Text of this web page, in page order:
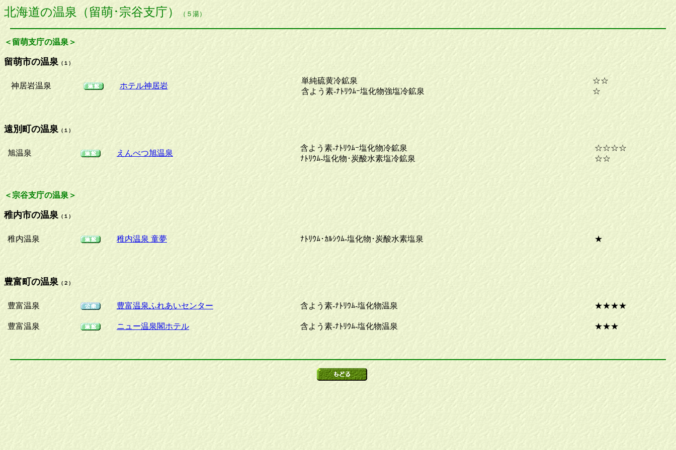
北海道の温泉（留萌･宗谷支庁） （５湯）
＜留萌支庁の温泉＞
留萌市の温泉 （１）
神居岩温泉 ホテル神居岩
単純硫黄冷鉱泉
含よう素-ﾅﾄﾘｳﾑｰ塩化物強塩冷鉱泉
☆☆
☆
遠別町の温泉 （１）
旭温泉 えんべつ旭温泉
含よう素-ﾅﾄﾘｳﾑｰ塩化物冷鉱泉
ﾅﾄﾘｳﾑ-塩化物･炭酸水素塩冷鉱泉
☆☆☆☆
☆☆
＜宗谷支庁の温泉＞
稚内市の温泉 （１）
稚内温泉 稚内温泉 童夢 ﾅﾄﾘｳﾑ･ｶﾙｼｳﾑ-塩化物･炭酸水素塩泉 ★
豊富町の温泉 （２）
豊富温泉 豊富温泉ふれあいセンター 含よう素-ﾅﾄﾘｳﾑ-塩化物温泉 ★★★★
豊富温泉 ニュー温泉閣ホテル 含よう素-ﾅﾄﾘｳﾑ-塩化物温泉 ★★★